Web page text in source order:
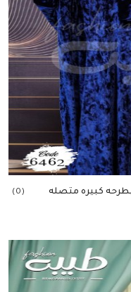
كبيره متصله (0)